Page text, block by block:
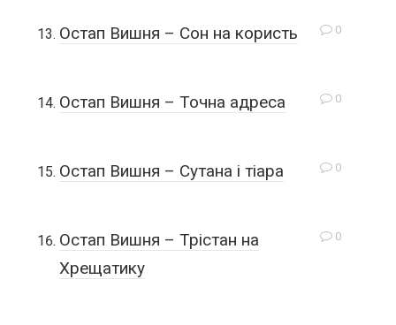
0
Остап Вишня – Сон на користь
0
Остап Вишня – Точна адреса
0
Остап Вишня – Сутана і тіара
0
Остап Вишня – Трістан на
Хрещатику